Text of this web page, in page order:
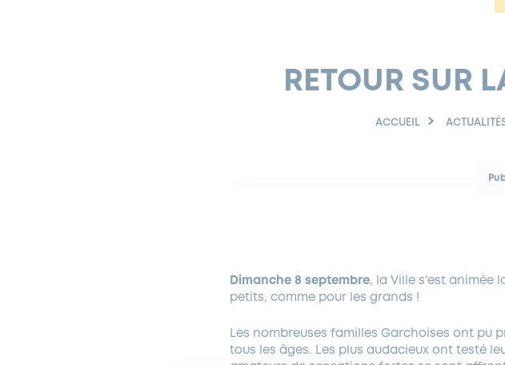
RETOUR SUR
ACCUEIL
Dimanche 8 septembre, la Ville s’est animée
petits, comme pour les grands !
Les nombreuses familles Garchoises ont pu
tous les âges. Les plus audacieux ont testé